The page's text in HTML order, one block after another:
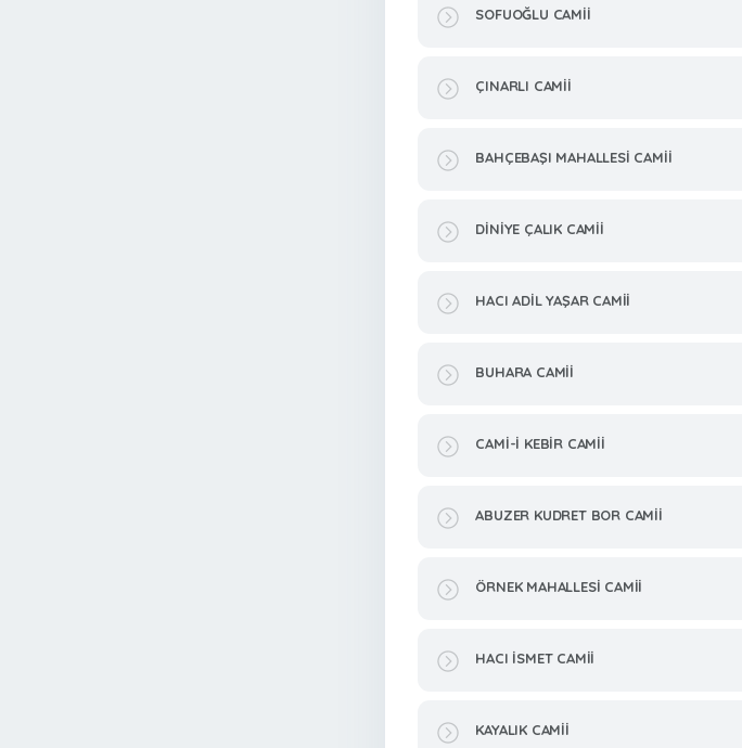
SOFUOĞLU CAMİİ
ÇINARLI CAMİİ
BAHÇEBAŞI MAHALLESİ CAMİİ
DİNİYE ÇALIK CAMİİ
HACI ADİL YAŞAR CAMİİ
BUHARA CAMİİ
CAMİ-İ KEBİR CAMİİ
ABUZER KUDRET BOR CAMİİ
ÖRNEK MAHALLESİ CAMİİ
HACI İSMET CAMİİ
KAYALIK CAMİİ